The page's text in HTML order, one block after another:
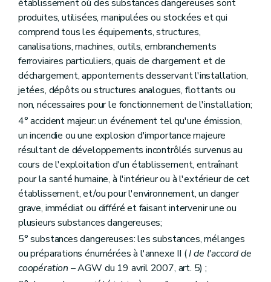
Art. 273
Sous-section 5 Dispositions diverses
Art. 274
Art. 275
Art. 276
Section 2 Dispositions finales
Art. 277
Art. 278
Art. 279
Art. 280
Annexe
Annexe
Annexe
Annexe
Annexe
Annexe
Annexe
Annexe
Annexe
Annexe
Annexe
Annexe
Annexe
Annexe
établissement où des substances dangereuses sont
produites, utilisées, manipulées ou stockées et qui
comprend tous les équipements, structures,
canalisations, machines, outils, embranchements
ferroviaires particuliers, quais de chargement et de
déchargement, appontements desservant l'installation,
jetées, dépôts ou structures analogues, flottants ou
non, nécessaires pour le fonctionnement de l'installation;
4° accident majeur: un événement tel qu'une émission,
un incendie ou une explosion d'importance majeure
résultant de développements incontrôlés survenus au
cours de l'exploitation d'un établissement, entraînant
pour la santé humaine, à l'intérieur ou à l'extérieur de cet
établissement, et/ou pour l'environnement, un danger
grave, immédiat ou différé et faisant intervenir une ou
plusieurs substances dangereuses;
5° substances dangereuses: les substances, mélanges
ou préparations énumérées à l'annexe II (I de l'accord de
coopération – AGW du 19 avril 2007, art. 5) ;